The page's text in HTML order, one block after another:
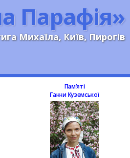
Парафія»
Михаїла, Київ, Пирогів
Памʼяті
Ганни Куземської